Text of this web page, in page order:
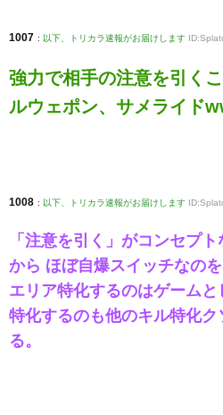
1007 : 以下、トリカラ速報がお届けします
強力で相手の注意を引く
ルウェポン、サメライド
1008 : 以下、トリカラ速報がお届けします
「注意を引く」がコンセプ
から ほぼ自爆スイッチなの
エリア特化するのはゲーム
特化するのも他のキル特化
る。